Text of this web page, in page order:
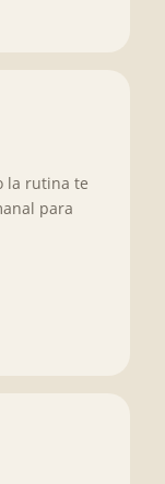
la rutina te
para